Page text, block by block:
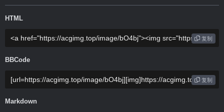
HTML
复制
BBCode
复制
Markdown